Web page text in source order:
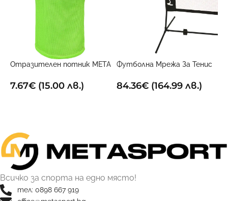
Отразителен потник META
7.67€ (15.00 лв.)
Футболна Мрежа За Тенис
84.36€(164.99 лв.)
Всичко за спорта на едно място!
тел: 0898 667 919